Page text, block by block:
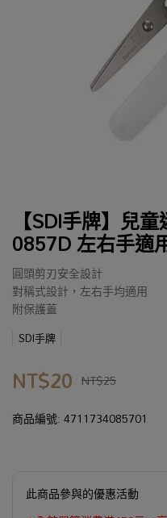
【SDI手牌】兒
0857D 左右手適
圓頭剪刃安全設計
對稱式設計，左右手均適用
附保護蓋
SDI手牌
NT$20 NT$25
商品編號:4711734085701
此商品參與的優惠活動